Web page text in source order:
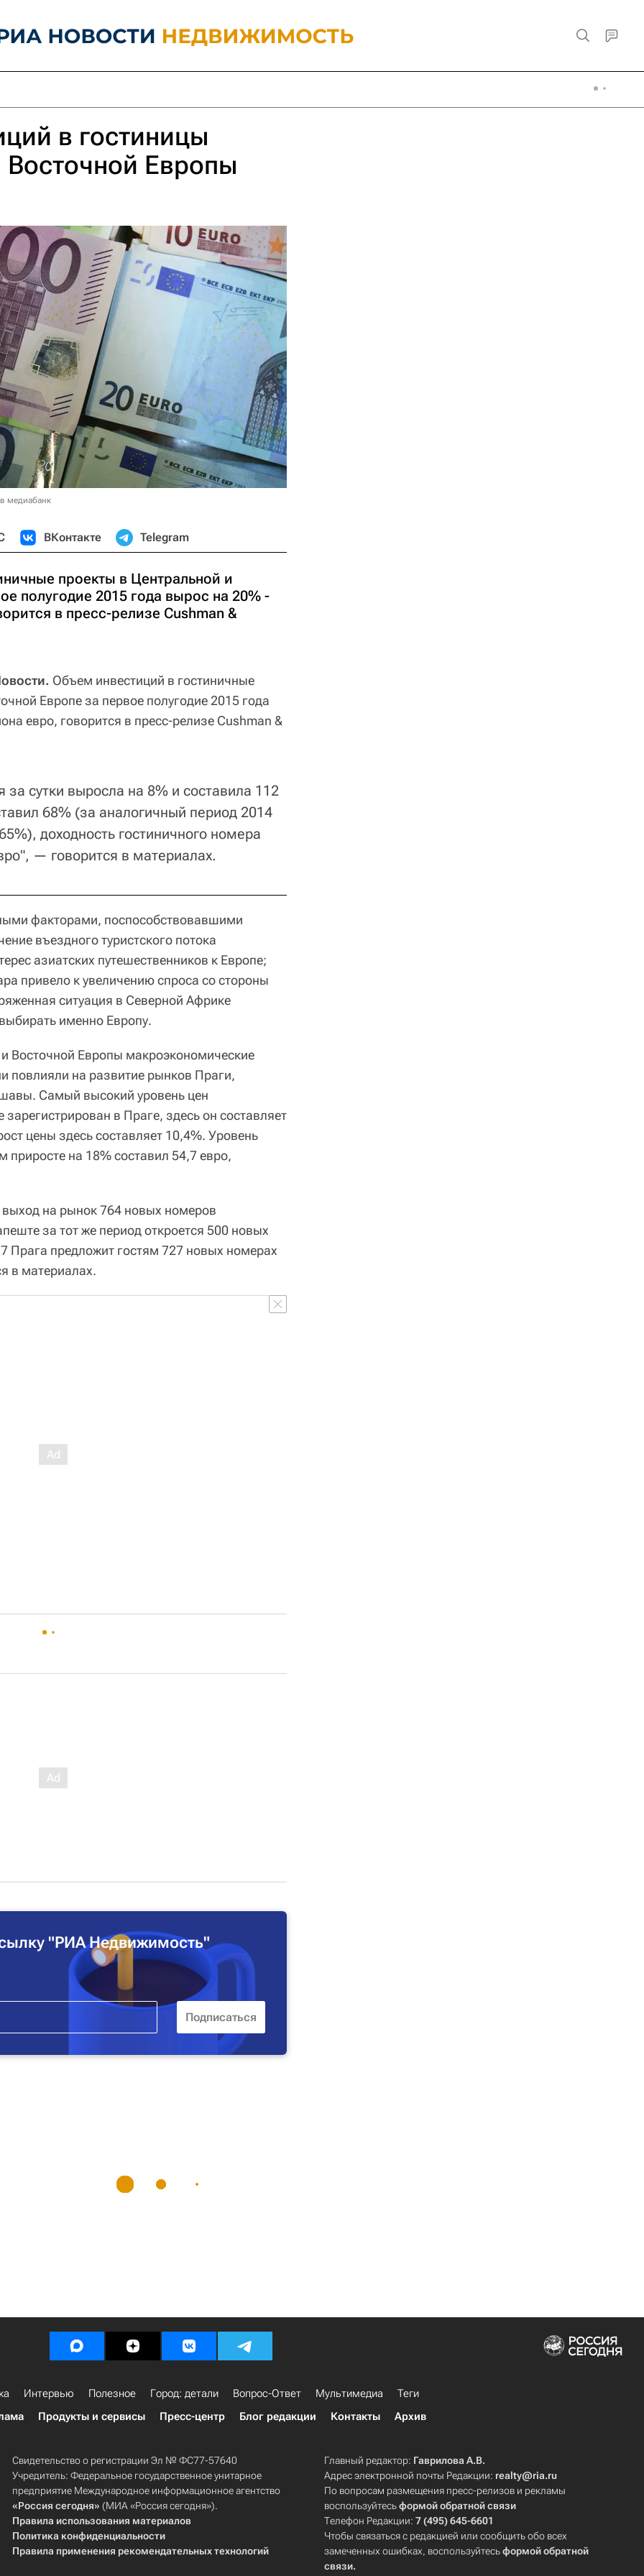
в гостиницы
Восточной Европы
медиабанк
ВКонтакте Telegram
проекты в Центральной и
полугодие 2015 года вырос на 20% -
в пресс-релизе Cushman &
Объем инвестиций в гостиничные
Европе за первое полугодие 2015 года
евро, говорится в пресс-релизе Cushman &
сутки выросла на 8% и составила 112
68% (за аналогичный период 2014
доходность гостиничного номера
— говорится в материалах.
факторами, поспособствовавшими
въездного туристского потока
азиатских путешественников к Европе;
привело к увеличению спроса со стороны
ситуация в Северной Африке
именно Европу.
Восточной Европы макроэкономические
повлияли на развитие рынков Праги,
Самый высокий уровень цен
в Праге, здесь он составляет
цены здесь составляет 10,4%. Уровень
приросте на 18% составил 54,7 евро,
на рынок 764 новых номеров
за тот же период откроется 500 новых
Прага предложит гостям 727 новых номерах
в материалах.
"РИА Недвижимость"
Интервью Полезное Город: детали Вопрос-Ответ Мультимедиа
Теги
Продукты и сервисы Пресс-центр Блог редакции Контакты Архив
Свидетельство о регистрации Эл № ФС77-57640
Учредитель: Федеральное государственное унитарное
предприятие Международное информационное агентство
«Россия сегодня» (МИА «Россия сегодня»).
Правила использования материалов
Политика конфиденциальности
Правила применения рекомендательных технологий
Главный редактор: Гаврилова А.В.
Адрес электронной почты Редакции: realty@ria.ru
По вопросам размещения пресс-релизов и рекламы
воспользуйтесьформой обратной связи
Телефон Редакции:7 (495) 645-6601
Чтобы связаться с редакцией или сообщить обо всех
замеченных ошибках, воспользуйтесьформой обратной
связи.